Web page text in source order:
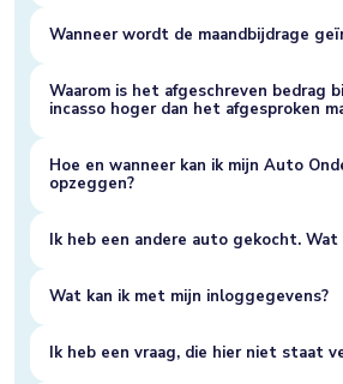
Wanneer wordt de maandbijdrage
Waarom is het afgeschreven bedrag
incasso hoger dan het afgesproken
Hoe en wanneer kan ik mijn Auto
opzeggen?
Ik heb een andere auto gekocht. Wat
Wat kan ik met mijn inloggegevens?
Ik heb een vraag, die hier niet staat